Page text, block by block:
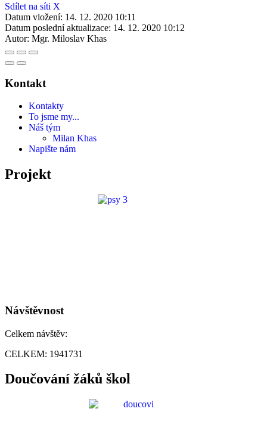
Sdílet na síti X
Datum vložení: 14. 12. 2020 10:11
Datum poslední aktualizace: 14. 12. 2020 10:12
Autor: Mgr. Miloslav Khas
Kontakt
Kontakty
To jsme my...
Náš tým
Milan Khas
Napište nám
Projekt
Návštěvnost
Celkem návštěv:
CELKEM: 1941731
Doučování žáků škol